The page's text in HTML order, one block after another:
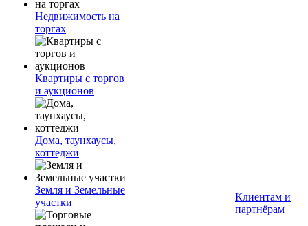
Недвижимость на
торгах
Квартиры с торгов
и аукционов
Дома, таунхаусы,
коттеджи
Земля и Земельные
участки
Клиентам и
партнёрам